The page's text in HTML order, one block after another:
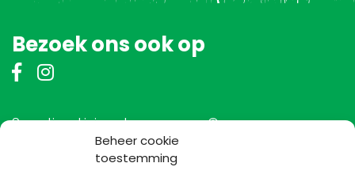
Beheer cookie
toestemming
Bezoek ons ook op
Scouting Livingstone groep ©